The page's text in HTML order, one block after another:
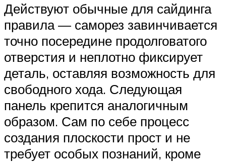
Действуют обычные для сайдинга
правила — саморез завинчивается
точно посередине продолговатого
отверстия и неплотно фиксирует
деталь, оставляя возможность для
свободного хода. Следующая
панель крепится аналогичным
образом. Сам по себе процесс
создания плоскости прост и не
требует особых познаний, кроме